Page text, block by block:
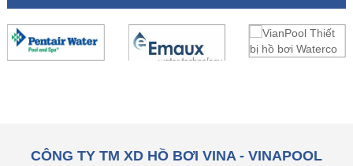
CÔNG TY TM XD HỒ BƠI VINA - VINAPOOL